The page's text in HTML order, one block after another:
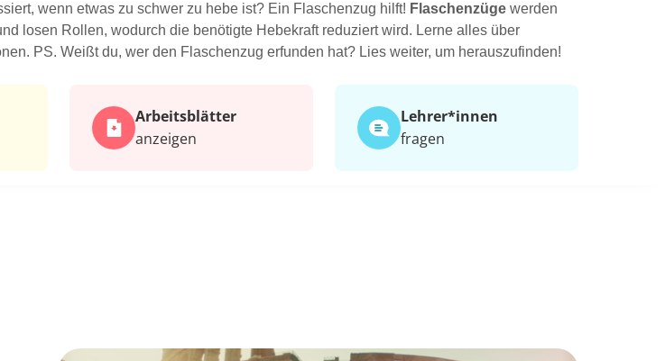
wenn etwas zu schwer zu hebe ist? Ein Flaschenzug hilft! Flaschenzüge werden
losen Rollen, wodurch die benötigte Hebekraft reduziert wird. Lerne alles über
PS. Weißt du, wer den Flaschenzug erfunden hat? Lies weiter, um herauszufinden!
Arbeits­blätter
anzeigen
Lehrer*​innen
fragen